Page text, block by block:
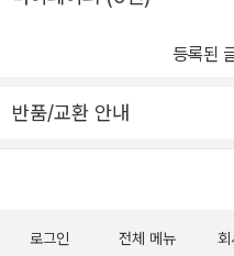
등록된
반품/교환 안내
로그인 전체 메뉴 회